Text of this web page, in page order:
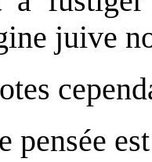
juive
pensée